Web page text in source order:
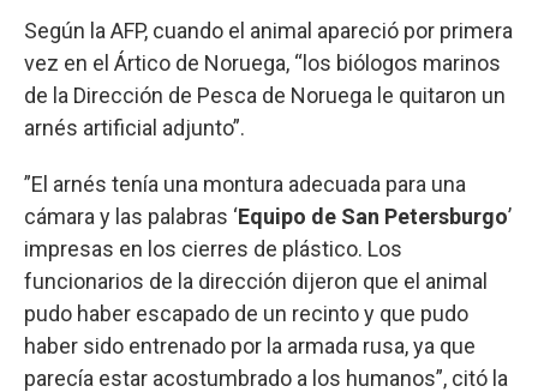
Según la AFP, cuando el animal apareció por primera
vez en el Ártico de Noruega, “los biólogos marinos
de la Dirección de Pesca de Noruega le quitaron un
arnés artificial adjunto”.
”El arnés tenía una montura adecuada para una
cámara y las palabras ‘Equipo de San Petersburgo’
impresas en los cierres de plástico. Los
funcionarios de la dirección dijeron que el animal
pudo haber escapado de un recinto y que pudo
haber sido entrenado por la armada rusa, ya que
parecía estar acostumbrado a los humanos”, citó la